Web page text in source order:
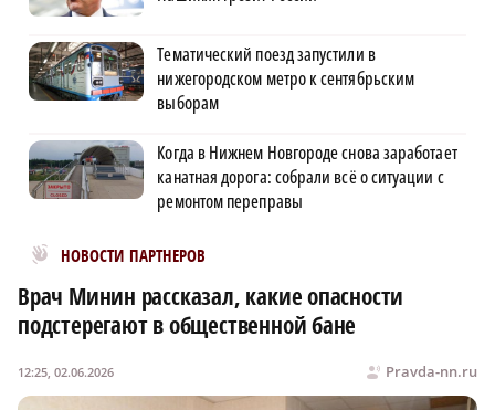
Тематический поезд запустили в
нижегородском метро к сентябрьским
выборам
Когда в Нижнем Новгороде снова заработает
канатная дорога: собрали всё о ситуации с
ремонтом переправы
НОВОСТИ ПАРТНЕРОВ
Новости МирТесен
Врач Минин рассказал, какие опасности
подстерегают в общественной бане
Pravda-nn.ru
12:25, 02.06.2026